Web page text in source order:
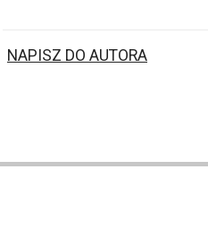
NAPISZ DO AUTORA